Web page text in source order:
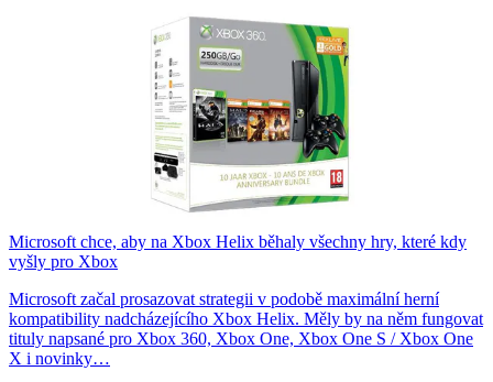
Microsoft chce, aby na Xbox Helix běhaly všechny hry, které kdy
vyšly pro Xbox
Microsoft začal prosazovat strategii v podobě maximální herní
kompatibility nadcházejícího Xbox Helix. Měly by na něm fungovat
tituly napsané pro Xbox 360, Xbox One, Xbox One S / Xbox One
X i novinky…